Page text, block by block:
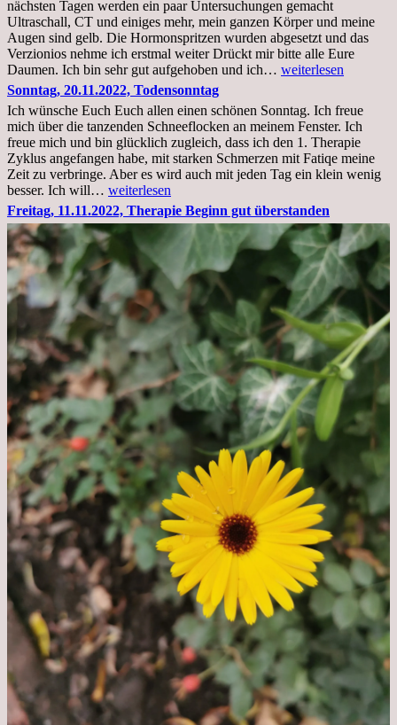
nächsten Tagen werden ein paar Untersuchungen gemacht
Ultraschall, CT und einiges mehr, mein ganzen Körper und meine
Augen sind gelb. Die Hormonspritzen wurden abgesetzt und das
Verzionios nehme ich erstmal weiter Drückt mir bitte alle Eure
Daumen. Ich bin sehr gut aufgehoben und ich… Mittwoch.
Krankenhaus
stationär
weiterlesen
Sonntag, 20.11.2022, Todensonntag
Ich wünsche Euch Euch allen einen schönen Sonntag. Ich freue
mich über die tanzenden Schneeflocken an meinem Fenster. Ich
freue mich und bin glücklich zugleich, dass ich den 1. Therapie
Zyklus angefangen habe, mit starken Schmerzen mit Fatiqe meine
Zeit zu verbringe. Aber es wird auch mit jeden Tag ein klein wenig
besser. Ich will… Sonntag,
20.11.2022,
Todensonntag
weiterlesen
Freitag, 11.11.2022, Therapie Beginn gut überstanden